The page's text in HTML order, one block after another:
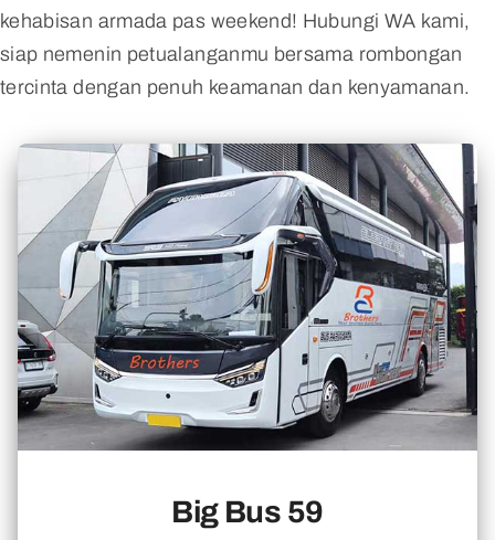
kehabisan armada pas weekend! Hubungi WA kami,
siap nemenin petualanganmu bersama rombongan
tercinta dengan penuh keamanan dan kenyamanan.
Big Bus 59